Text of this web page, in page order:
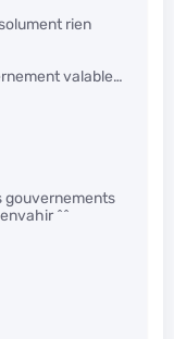
rien
valable…
gouvernements
^^